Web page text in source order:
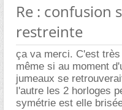
Re : confusion
restreinte
ça va merci. C'est
même si au moment
jumeaux se
l'autre les 2 horloges
symétrie est elle